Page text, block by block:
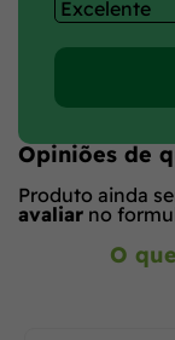
Opiniões de
Produto ainda
avaliar no
O